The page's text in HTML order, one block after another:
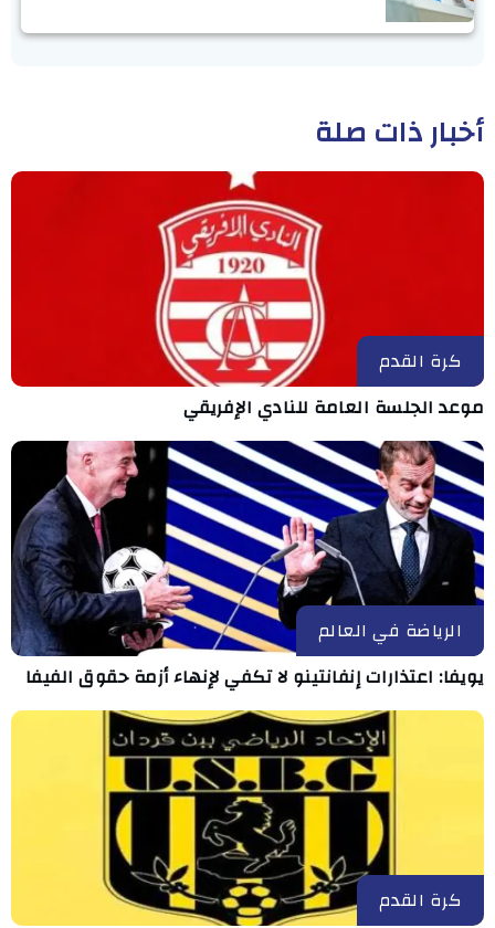
أخبار ذات صلة
كرة القدم
موعد الجلسة العامة للنادي الإفريقي
الرياضة في العالم
يويفا: اعتذارات إنفانتينو لا تكفي لإنهاء أزمة حقوق الفيفا
كرة القدم